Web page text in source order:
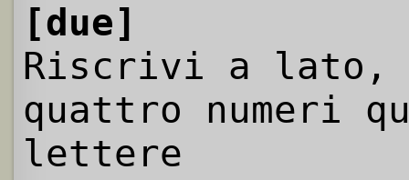
[due]
Riscrivi a
quattro numeri
lettere